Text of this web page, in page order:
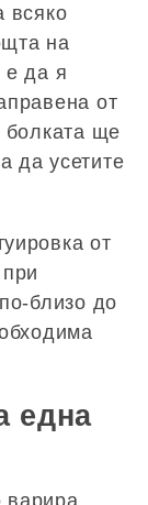
всяко
на
е да я
от
болката ще
да усетите
от
близо до
една
варира.